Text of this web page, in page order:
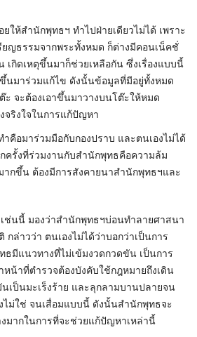
ยให้สำนักพุทธฯ ทำไปฝ่ายเดียวไม่ได้ เพราะ
ยญธรรมจากพระทั้งหมด ก็ต่างมีคอนเน็คชั่
เกิดเหตุขึ้นมาก็ช่วยเหลือกัน ซึ่งเรื่องแบบนี้
นมาร่วมแก้ไข ดังนั้นข้อมูลที่มีอยู่ทั้งหมด
ะ จะต้องเอาขึ้นมาวางบนโต๊ะให้หมด
จริงใจในการแก้ปัญหา
คือมาร่วมมือกับกองปราบ และตนเองไม่ได้
ครั้งที่ร่วมงานกับสำนักพุทธคือความล้ม
ากขึ้น ต้องมีการสังคายนาสำนักพุทธฯและ
ช่นนี้ มองว่าสำนักพุทธฯบ่อนทำลายศาสนา
กล่าวว่า ตนเองไม่ได้ว่าบอกว่าเป็นการ
มีแนวทางที่ไม่เข้มงวดกวดขัน เป็นการ
หน้าที่ตำรวจต้องบังคับใช้กฎหมายถึงเดิน
เป็นมะเร็งร้าย และลุกลามบานปลายจน
ไม่ใช่ จนเสื่อมแบบนี้ ดังนั้นสำนักพุทธจะ
งมากในการที่จะช่วยแก้ปัญหาเหล่านี้